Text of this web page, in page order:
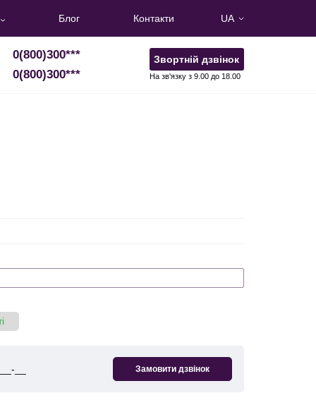
Блог Контакти UA
0(800)300***
0(800)300***
Звортній дзвінок
На зв'язку з 9.00 до 18.00